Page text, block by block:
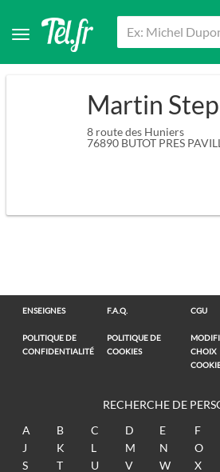
Martin
8 route des Huniers
76890 BUTOT PRES
ENSEIGNES F.A.Q. CGU
POLITIQUE DE
CONFIDENTIALITÉ
POLITIQUE DE
COOKIES
CHOIX
RECHERCHE DE
A
B C D E F
J
K L M N O
S
T U V W X